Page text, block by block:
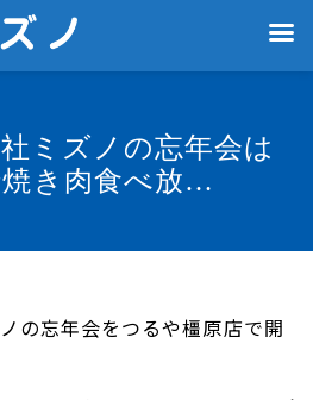
ミズノの忘年会は
き肉食べ放…
の忘年会をつるや橿原店で開